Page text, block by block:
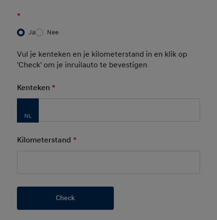
*
Ja Nee
Vul je kenteken en je kilometerstand in en klik op
'Check' om je inruilauto te bevestigen
Kenteken *Mandatory Field
Kilometerstand *Mandatory Field
Check